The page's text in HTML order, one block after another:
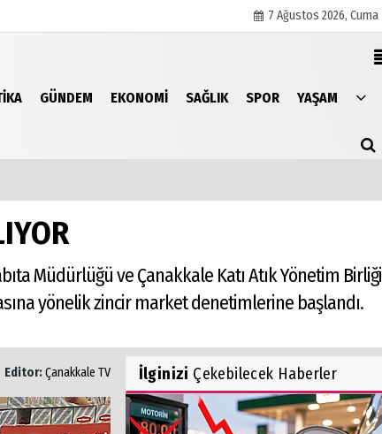
7 Ağustos 2026, Cuma
GÜNDEM EKONOMI SAĞLIK SPOR YAŞAM
Yazarları
Künye
Müdürlüğü ve Çanakkale Katı Atık Yönetim Birliği
yönelik zincir market denetimlerine başlandı.
Editor:Çanakkale TV İlginizi Çekebilecek Haberler